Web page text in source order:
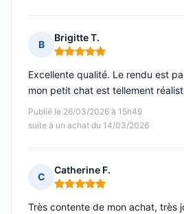
B
Brigitte T.
Note : 5 sur 5
Publié le 26/03/2026 à 15h49
suite à un achat du 14/03/2026
Excellente qualité. Le rendu est
mon petit chat est tellement
C
Catherine F.
Note : 5 sur 5
Très contente de mon achat, très